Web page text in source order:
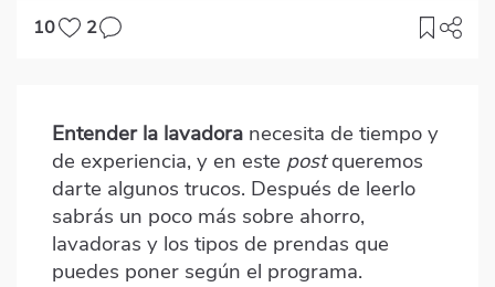
10
2
Body
Entender la lavadora necesita de tiempo y
de experiencia, y en este postqueremos
darte algunos trucos. Después de leerlo
sabrás un poco más sobre ahorro,
lavadoras y los tipos de prendas que
puedes poner según el programa.